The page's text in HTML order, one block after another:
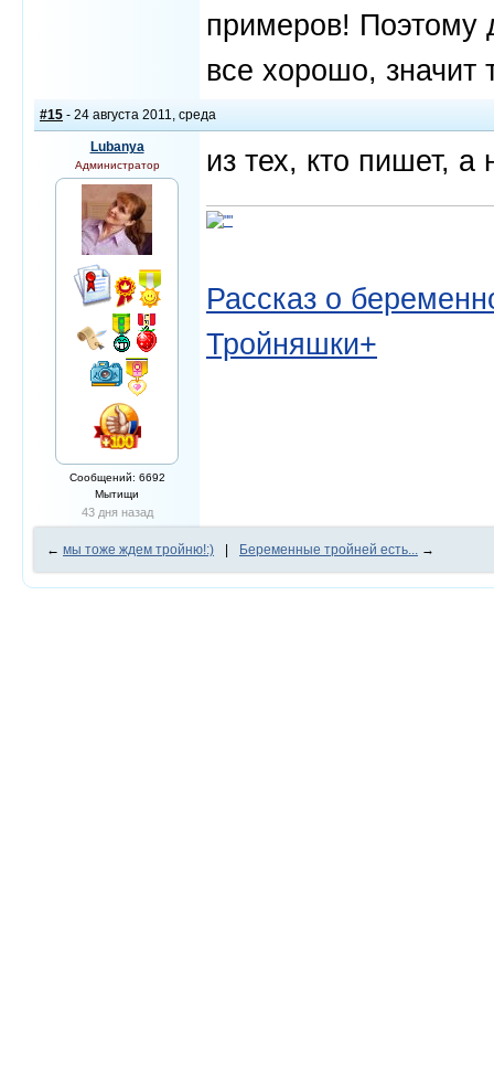
примеров! Поэтому
все хорошо, значит
#15 - 24 августа 2011, среда
Lubanya
Администратор
Сообщений: 6692
Мытищи
43 дня назад
из тех, кто пишет, а
Рассказ о
Тройняшки+
← мы тоже ждем тройню!:) Беременные тройней есть... →